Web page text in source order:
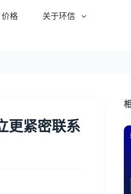
价格 关于环信
更紧密联系